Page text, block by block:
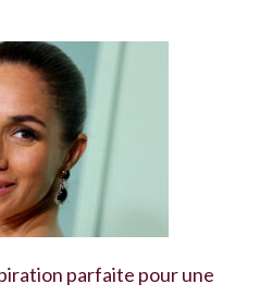
parfaite pour une